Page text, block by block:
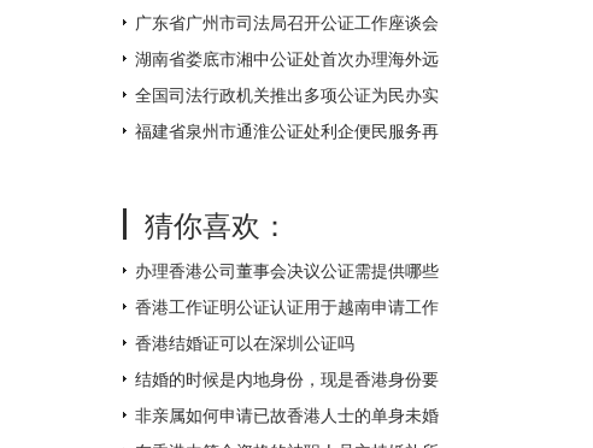
中心揭牌成立
广东省广州市司法局召开公证工作座谈会
湖南省娄底市湘中公证处首次办理海外远
程视频公证 让距离不再遥远
全国司法行政机关推出多项公证为民办实
事措施
福建省泉州市通淮公证处利企便民服务再
猜你喜欢：
办理香港公司董事会决议公证需提供哪些
附件？
香港工作证明公证认证用于越南申请工作
签证如何办理？
香港结婚证可以在深圳公证吗
结婚的时候是内地身份，现是香港身份要
如何补领香港结婚证呢？
非亲属如何申请已故香港人士的单身未婚